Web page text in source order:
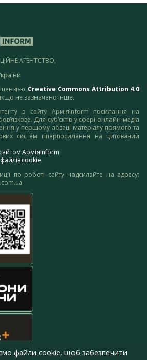
АГЕНТСТВО,
Creative Commons Attribution 4.0
не зазначено інше.
з сайту АрміяInform посилання на
Для суб’єктів у сфері онлайн-медіа
у першому абзаці матеріалу прямого та
систем гіперпосилання на цитований
АрміяInform
cookie
по роботі сайту надсилайте на адресу:
файли cookie, щоб забезпечити